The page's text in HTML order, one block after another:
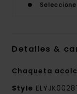
Detalles &
Chaqueta
Style